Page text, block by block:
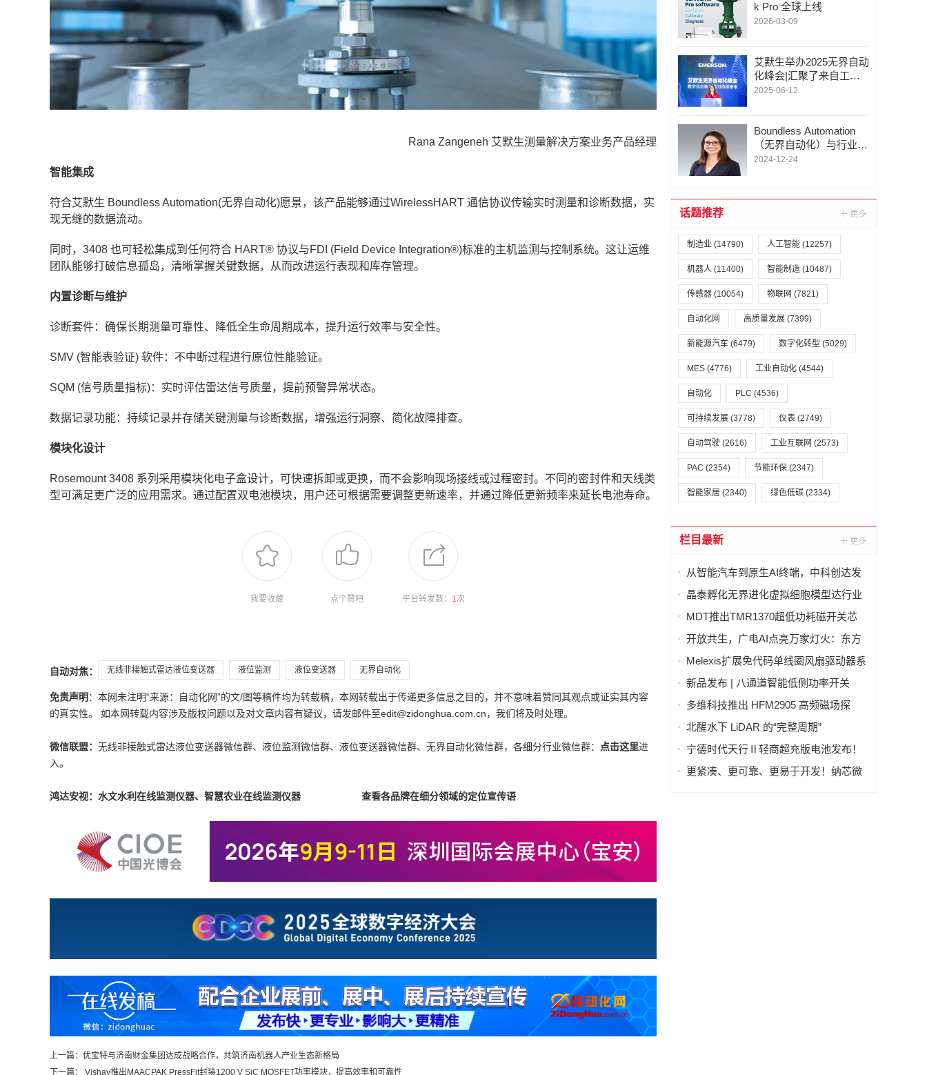
Rana Zangeneh 艾默生测量解决方案业务产品经理
智能集成
符合艾默生 Boundless Automation(无界自动化)愿景，该产品能够通过WirelessHART 通信协议传输实时测量和诊断数据，实
现无缝的数据流动。
同时，3408 也可轻松集成到任何符合 HART® 协议与FDI (Field Device Integration®)标准的主机监测与控制系统。这让运维
团队能够打破信息孤岛，清晰掌握关键数据，从而改进运行表现和库存管理。
内置诊断与维护
诊断套件：确保长期测量可靠性、降低全生命周期成本，提升运行效率与安全性。
SMV (智能表验证) 软件：不中断过程进行原位性能验证。
SQM (信号质量指标)：实时评估雷达信号质量，提前预警异常状态。
数据记录功能：持续记录并存储关键测量与诊断数据，增强运行洞察、简化故障排查。
模块化设计
Rosemount 3408 系列采用模块化电子盒设计，可快速拆卸或更换，而不会影响现场接线或过程密封。不同的密封件和天线类
型可满足更广泛的应用需求。通过配置双电池模块，用户还可根据需要调整更新速率，并通过降低更新频率来延长电池寿命。
我要收藏 点个赞吧 平台转发数： 1次
自动对焦： 无线非接触式雷达液位变送器 液位监测 液位变送器 无界自动化
免责声明 ：本网未注明“来源：自动化网”的文/图等稿件均为转载稿，本网转载出于传递更多信息之目的，并不意味着赞同其观点或证实其内容
的真实性。 如本网转载内容涉及版权问题以及对文章内容有疑议，请发邮件至edit@zidonghua.com.cn，我们将及时处理。
微信联盟： 无线非接触式雷达液位变送器微信群、液位监测微信群、液位变送器微信群、无界自动化微信群，各细分行业微信群： 点击这里进
入。
鸿达安视：水文水利在线监测仪器、智慧农业在线监测仪器 查看各品牌在细分领域的定位宣传语
上一篇： 优宝特与济南财金集团达成战略合作，共筑济南机器人产业生态新格局
下一篇： Vishay推出MAACPAK PressFit封装1200 V SiC MOSFET功率模块，提高效率和可靠性
k Pro 全球上线
2026-03-09
艾默生举办2025无界自动
化峰会|汇聚了来自工业
自动化领域的600余位行
2025-06-12
Boundless Automation
（无界自动化）与行业同
频共振
2024-12-24
话题推荐
制造业 (14790) 人工智能 (12257)
机器人 (11400) 智能制造 (10487)
传感器 (10054) 物联网 (7821)
自动化网 高质量发展 (7399)
新能源汽车 (6479) 数字化转型 (5029)
MES (4776) 工业自动化 (4544)
自动化 PLC (4536)
可持续发展 (3778) 仪表 (2749)
自动驾驶 (2616) 工业互联网 (2573)
PAC (2354) 节能环保 (2347)
智能家居 (2340) 绿色低碳 (2334)
栏目最新
从智能汽车到原生AI终端，中科创达发
布 AquaClaw for IoT，打造面向物理世
晶泰孵化无界进化虚拟细胞模型达行业
最优(SOTA)，科学发现引擎开启内测申
MDT推出TMR1370超低功耗磁开关芯
片，助力CGM设备实现超过两年待机寿
开放共生，广电AI点亮万家灯火：东方
有线发布"爱管家"AI智能体东东生态合作
Melexis扩展免代码单线圈风扇驱动器系
列，强力赋能AI GPU散热
新品发布 | 八通道智能低侧功率开关
LD70008Q，汽车与工业负载驱动的理想
多维科技推出 HFM2905 高频磁场探
头，实现磁场信号实时分析
北醒水下 LiDAR 的“完整周期”
宁德时代天行Ⅱ轻商超充版电池发布！
物流行业进入8C超充时代
更紧凑、更可靠、更易于开发！纳芯微